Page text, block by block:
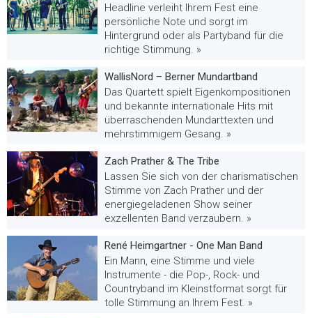
Headline verleiht Ihrem Fest eine
persönliche Note und sorgt im
Hintergrund oder als Partyband für die
richtige Stimmung. »
WallisNord – Berner Mundartband
Das Quartett spielt Eigenkompositionen
und bekannte internationale Hits mit
überraschenden Mundarttexten und
mehrstimmigem Gesang. »
Zach Prather & The Tribe
Lassen Sie sich von der charismatischen
Stimme von Zach Prather und der
energiegeladenen Show seiner
exzellenten Band verzaubern. »
René Heimgartner - One Man Band
Ein Mann, eine Stimme und viele
Instrumente - die Pop-, Rock- und
Countryband im Kleinstformat sorgt für
tolle Stimmung an Ihrem Fest. »